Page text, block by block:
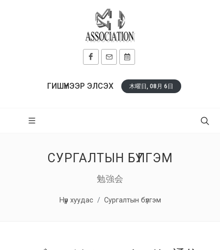
ГИШҮҮНЭЭР ЭЛСЭХ 木曜日, 08月 6日
СУРГАЛТЫН БҮЛГЭМ
勉強会
Нүүр хуудас Сургалтын бүлгэм